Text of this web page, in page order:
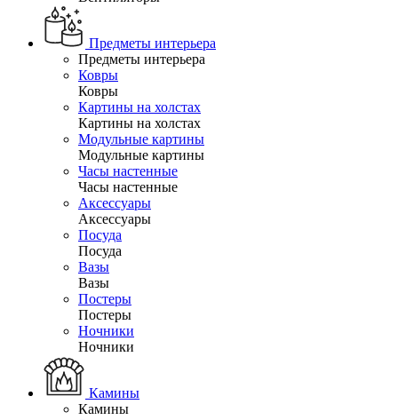
Предметы интерьера
Предметы интерьера
Ковры
Ковры
Картины на холстах
Картины на холстах
Модульные картины
Модульные картины
Часы настенные
Часы настенные
Аксессуары
Аксессуары
Посуда
Посуда
Вазы
Вазы
Постеры
Постеры
Ночники
Ночники
Камины
Камины